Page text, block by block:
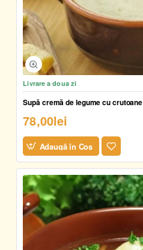
Livrare a doua zi
Supă cremă de legume cu crutoane
78,00lei
Adaugă în Coş